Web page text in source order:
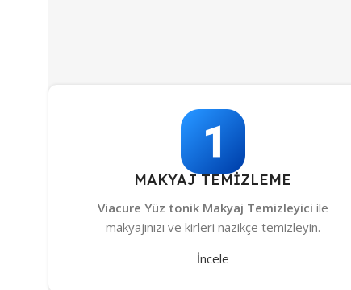
MAKYAJ TEMİZLEME
Viacure Yüz tonik Makyaj Temizleyici ile
makyajınızı ve kirleri nazikçe temizleyin.
İncele